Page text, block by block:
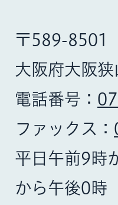
〒589-8501
大阪府大阪
電話番号：
ファックス：
平日午前9時
から午後0時